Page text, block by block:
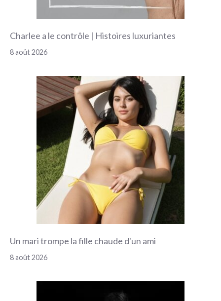
Charlee a le contrôle | Histoires luxuriantes
8 août 2026
Un mari trompe la fille chaude d'un ami
8 août 2026